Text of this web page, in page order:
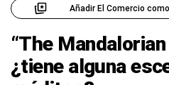
Añadir El Comercio
“The
¿tiene alguna